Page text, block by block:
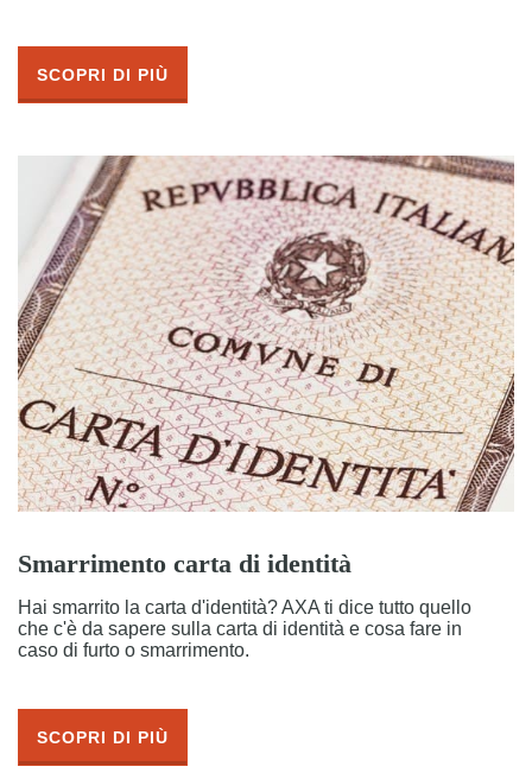
SCOPRI DI PIÙ
Smarrimento carta di identità
Hai smarrito la carta d'identità? AXA ti dice tutto quello
che c'è da sapere sulla carta di identità e cosa fare in
caso di furto o smarrimento.
SCOPRI DI PIÙ